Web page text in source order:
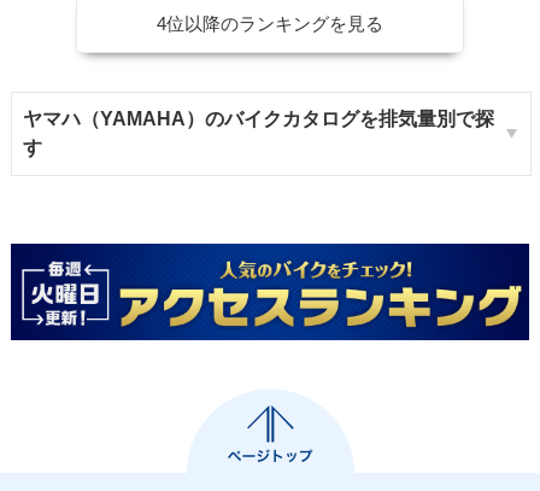
4位以降のランキングを見る
ヤマハ（YAMAHA）のバイクカタログを排気量別で探
す